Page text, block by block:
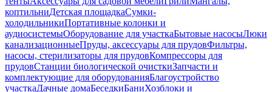
коптильниДетская площадкаСумки-
холодильникиПортативные колонки и
аудиосистемыОборудование для участкаБытовые насосыЛюки
канализационныеПруды, аксессуары для прудовФильтры,
насосы, стерилизаторы для прудовКомпрессоры для
прудовСтанции биологической очисткиЗапчасти и
комплектующие для оборудованияБлагоустройство
участкаДачные домаБеседкиБаниХозблоки и